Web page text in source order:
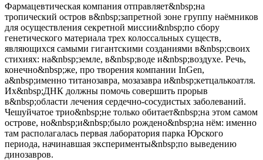
Фармацевтическая компания отправляет&nbsp;на
тропический остров в&nbsp;запретной зоне группу наёмников
для осуществления секретной миссии&nbsp;по сбору
генетического материала трех колоссальных существ,
являющихся самыми гигантскими созданиями в&nbsp;своих
стихиях: на&nbsp;земле, в&nbsp;воде и&nbsp;воздухе. Речь,
конечно&nbsp;же, про творения компании InGen,
а&nbsp;именно титанозавра, мозазавра и&nbsp;кетцалькоатля.
Их&nbsp;ДНК должны помочь совершить прорыв
в&nbsp;области лечения сердечно-сосудистых заболеваний.
Чешуйчатое трио&nbsp;не только обитает&nbsp;на этом самом
острове, но&nbsp;и&nbsp;было рождено&nbsp;на нём: именно
там располагалась первая лаборатория парка Юрского
периода, начинавшая эксперименты&nbsp;по выведению
динозавров.